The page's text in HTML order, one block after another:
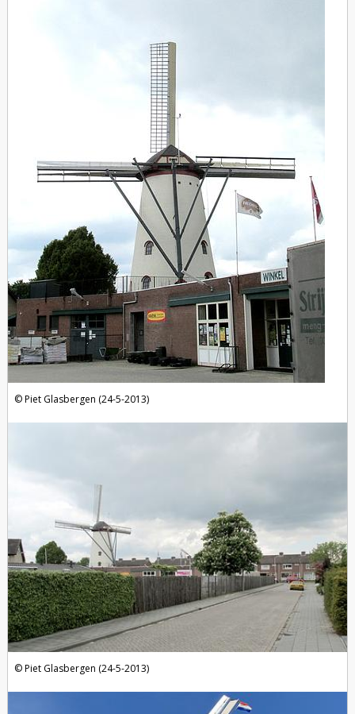
Piet Glasbergen (24-5-2013)
Piet Glasbergen (24-5-2013)